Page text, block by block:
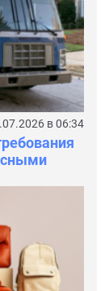
в 06:34